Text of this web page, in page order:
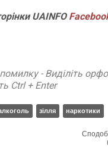
UAINFO
- Виділіть
Ctrl + Enter
зілля наркотики